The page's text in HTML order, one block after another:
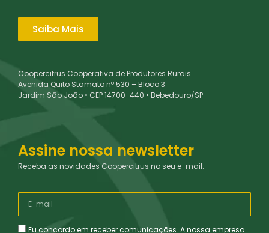
Saiba Mais
Coopercitrus Cooperativa de Produtores Rurais
Avenida Quito Stamato nº 530 – Bloco 3
Jardim São João • CEP 14700-440 • Bebedouro/SP
Assine nossa newsletter
Receba as novidades Coopercitrus no seu e-mail.
Eu concordo em receber comunicações. A nossa empresa